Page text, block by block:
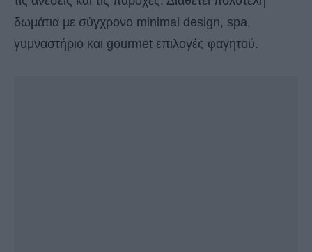
δωµάτια µε σύγχρονο minimal design, spa,
γυμναστήριο και gourmet επιλογές φαγητού.